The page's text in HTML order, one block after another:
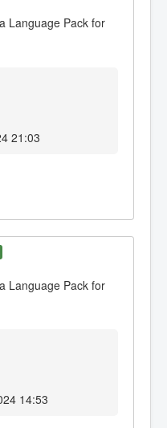
Language Pack for
21:03
Language Pack for
14:53